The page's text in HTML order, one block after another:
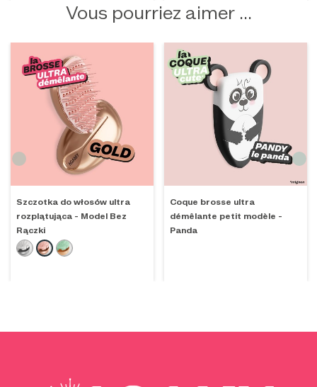
Vous pourriez aimer ...
Szczotka do włosów ultra
rozplątująca – Model Bez
Rączki
Coque brosse ultra
démêlante petit modèle -
Panda